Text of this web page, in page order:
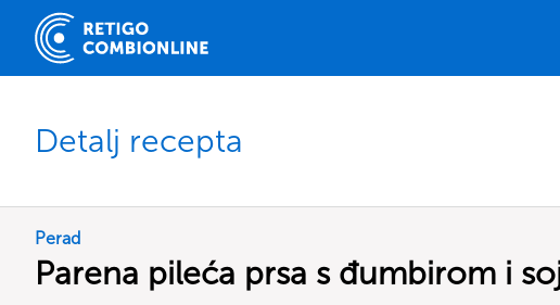
Detalj recepta
Perad
Parena pileća prsa s đumbirom i